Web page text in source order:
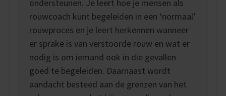
ondersteunen. Je leert hoe je mensen als
rouwcoach kunt begeleiden in een ‘normaal’
rouwproces en je leert herkennen wanneer
er sprake is van verstoorde rouw en wat er
nodig is om iemand ook in die gevallen
goed te begeleiden. Daarnaast wordt
aandacht besteed aan de grenzen van het